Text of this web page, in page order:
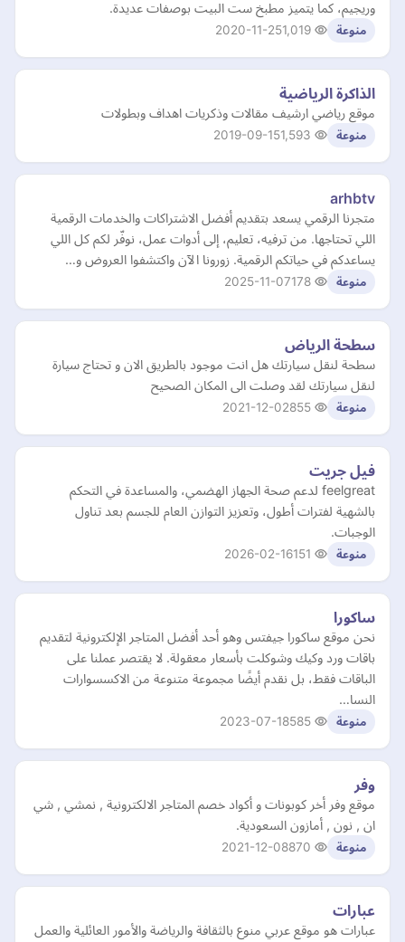
وريجيم، كما يتميز مطبخ ست البيت بوصفات عديدة.
منوعة 2020-11-25
الذاكرة الرياضية
موقع رياضي ارشيف مقالات وذكريات اهداف وبطولات
منوعة 2019-09-15
arhbtv
متجرنا الرقمي يسعد بتقديم أفضل الاشتراكات والخدمات الرقمية
اللي تحتاجها. من ترفيه، تعليم، إلى أدوات عمل، نوفّر لكم كل اللي
يساعدكم في حياتكم الرقمية. زورونا الآن واكتشفوا العروض و…
منوعة 2025-11-07
سطحة الرياض
سطحة لنقل سيارتك هل انت موجود بالطريق الان و تحتاج سيارة
لنقل سيارتك لقد وصلت الى المكان الصحيح
منوعة 2021-12-02
فيل جريت
feelgreat لدعم صحة الجهاز الهضمي، والمساعدة في التحكم
بالشهية لفترات أطول، وتعزيز التوازن العام للجسم بعد تناول
الوجبات.
منوعة 2026-02-16
ساكورا
نحن موقع ساكورا جيفتس وهو أحد أفضل المتاجر الإلكترونية لتقديم
باقات ورد وكيك وشوكلت بأسعار معقولة. لا يقتصر عملنا على
الباقات فقط، بل نقدم أيضًا مجموعة متنوعة من الاكسسوارات
النسا…
منوعة 2023-07-18
وفر
موقع وفر أخر كوبونات و أكواد خصم المتاجر الالكترونية , نمشي , شي
ان , نون , أمازون السعودية.
منوعة 2021-12-08
عبارات
عبارات هو موقع عربي منوع بالثقافة والرياضة والأمور العائلية والعمل